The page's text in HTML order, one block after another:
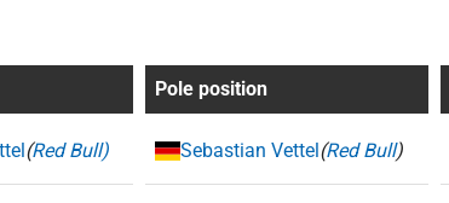
Pole position
(Red Bull) Sebastian Vettel(Red Bull)